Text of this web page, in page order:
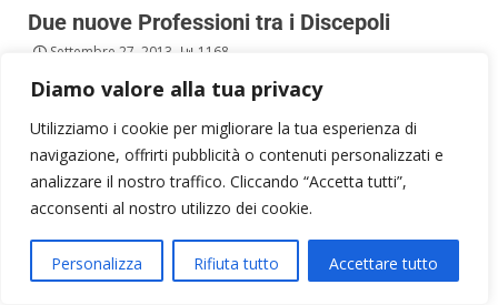
Diamo valore alla tua privacy
Utilizziamo i cookie per migliorare la tua esperienza di
navigazione, offrirti pubblicità o contenuti personalizzati e
analizzare il nostro traffico. Cliccando “Accetta tutti”,
acconsenti al nostro utilizzo dei cookie.
Personalizza Rifiuta tutto Accettare tutto
Due nuove Professioni tra i Discepoli
Settembre 27, 2013 1168